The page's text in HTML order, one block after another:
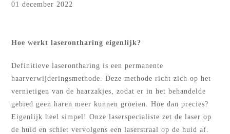
01 december 2022
Hoe werkt laserontharing eigenlijk?
Definitieve laserontharing is een permanente
haarverwijderingsmethode. Deze methode richt zich op het
vernietigen van de haarzakjes, zodat er in het behandelde
gebied geen haren meer kunnen groeien. Hoe dan precies?
Eigenlijk heel simpel! Onze laserspecialiste zet de laser op
de huid en schiet vervolgens een laserstraal op de huid af.